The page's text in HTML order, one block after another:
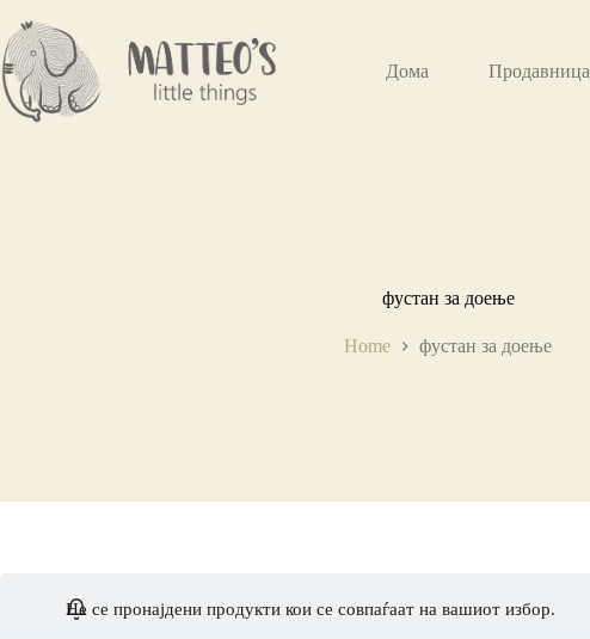
Дома Продавница
фустан за доење
Home фустан за доење
Не се пронајдени продукти кои се совпаѓаат на вашиот избор.